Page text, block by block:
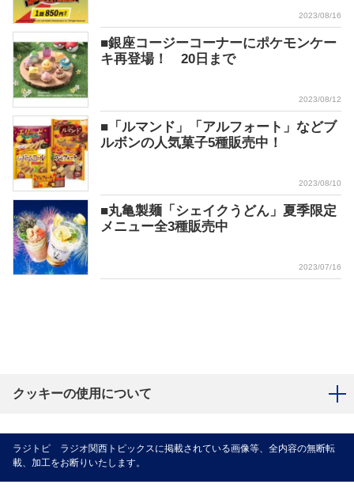
2023/08/16
■銀座コージーコーナーにポケモンケー
キ再登場！ 20日まで
2023/08/12
■「ルマンド」「アルフォート」などブ
ルボンの人気菓子5種販売中！
2023/08/10
■丸亀製麺「シェイクうどん」夏季限定
メニュー全3種販売中
2023/07/16
クッキーの使用について
ラジトピ ラジオ関西トピックスに掲載されている画像等、全内容の無断転
載、加工をお断りいたします。